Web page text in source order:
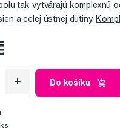
tak vytvárajú komplexnú
a celej ústnej dutiny.
Do košíku